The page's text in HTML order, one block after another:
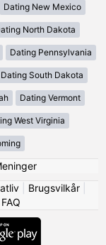
Dating New Mexico
North Dakota
Dating Pennsylvania
Dating South Dakota
Dating Vermont
West Virginia
| Brugsvilkår|
FAQ